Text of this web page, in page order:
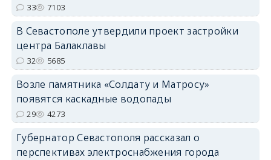
33 7103
В Севастополе утвердили проект застройки
центра Балаклавы
32 5685
Возле памятника «Солдату и Матросу»
появятся каскадные водопады
29 4273
Губернатор Севастополя рассказал о
перспективах электроснабжения города